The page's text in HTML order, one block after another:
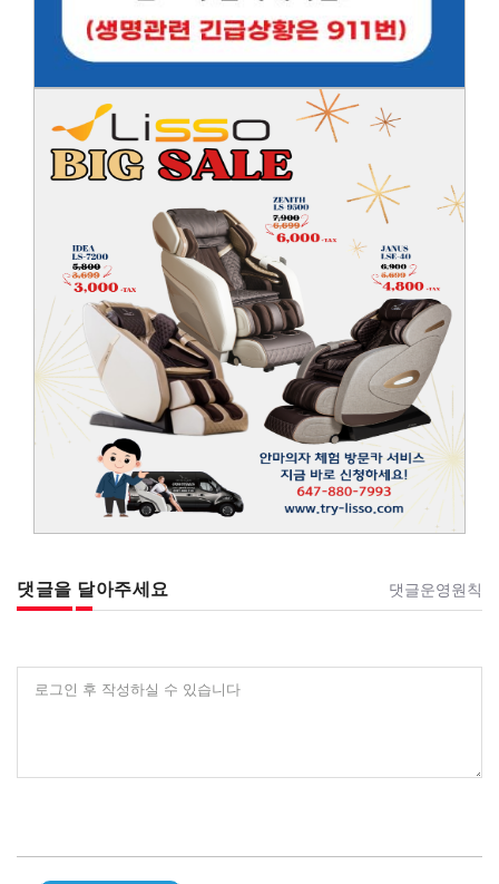
댓글을 달아주세요 댓글운영원칙
로그인 후 작성하실 수 있습니다